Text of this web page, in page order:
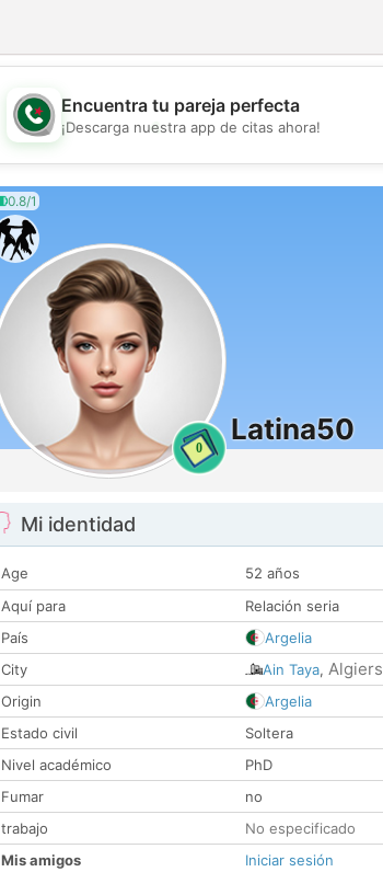
💖
Encuentra tu pareja perfecta
¡Descarga nuestra app de citas ahora!
0.8/1
0
Latina50
Mi identidad
Age
52 años
Aquí para
Relación seria
País
Argelia
City
Ain Taya, Algiers
Origin
Argelia
Estado civil
Soltera
Nivel académico
PhD
Fumar
no
trabajo
No especificado
Mis amigos
Iniciar sesión